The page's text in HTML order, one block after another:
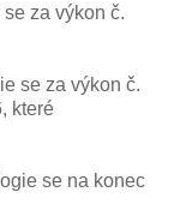
za výkon č.
se za výkon č.
které
se na konec